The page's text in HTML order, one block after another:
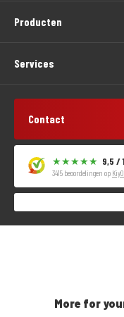
Producten
Services
Contact
9,5 /
3415 beoordelingen op
More for